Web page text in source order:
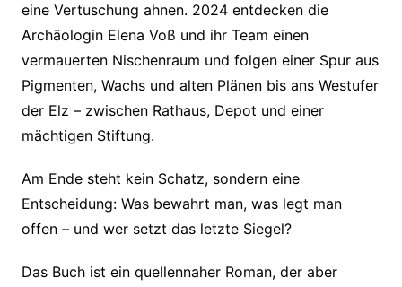
eine Vertuschung ahnen. 2024 entdecken die
Archäologin Elena Voß und ihr Team einen
vermauerten Nischenraum und folgen einer Spur aus
Pigmenten, Wachs und alten Plänen bis ans Westufer
der Elz – zwischen Rathaus, Depot und einer
mächtigen Stiftung.
Am Ende steht kein Schatz, sondern eine
Entscheidung: Was bewahrt man, was legt man
offen – und wer setzt das letzte Siegel?
Das Buch ist ein quellennaher Roman, der aber